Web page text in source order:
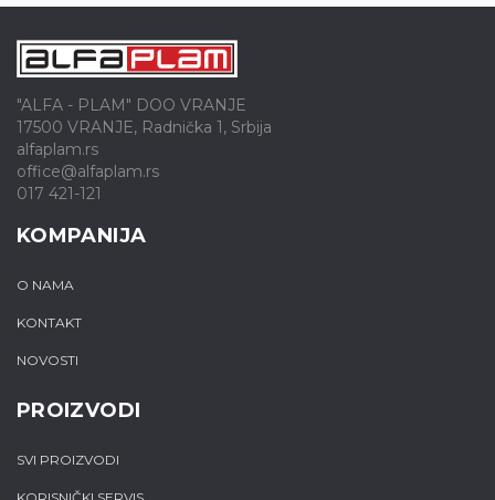
"ALFA - PLAM" DOO VRANJE
17500 VRANJE, Radnička 1, Srbija
alfaplam.rs
office@alfaplam.rs
017 421-121
KOMPANIJA
O NAMA
KONTAKT
NOVOSTI
PROIZVODI
SVI PROIZVODI